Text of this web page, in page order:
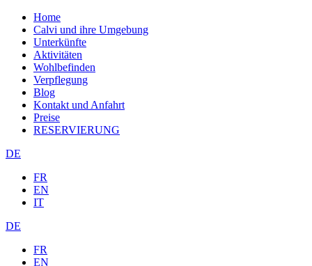
Home
Calvi und ihre Umgebung
Unterkünfte
Aktivitäten
Wohlbefinden
Verpflegung
Blog
Kontakt und Anfahrt
Preise
RESERVIERUNG
DE
FR
EN
IT
DE
FR
EN